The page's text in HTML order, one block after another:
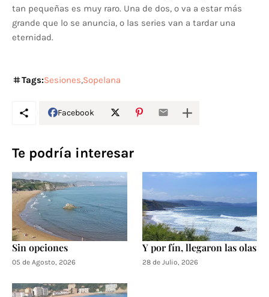
tan pequeñas es muy raro. Una de dos, o va a estar más
grande que lo se anuncia, o las series van a tardar una
eternidad.
Tags:Sesiones Sopelana
Facebook
Te podría interesar
Sin opciones
05 de Agosto, 2026
Y por fín, llegaron las olas
28 de Julio, 2026